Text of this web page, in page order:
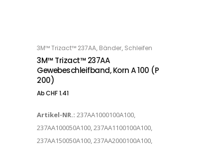
OPTIONS
3M™ Trizact™ 237AA, Bänder, Schleifen
3M™ Trizact™ 237AA
Gewebeschleifband, Korn A 100 (P
200)
AbCHF1.41
Artikel-NR.: 237AA1000100A100,
237AA100050A100, 237AA1100100A100,
237AA150050A100, 237AA2000100A100,